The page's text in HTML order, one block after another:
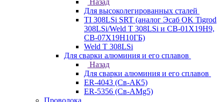
Назад
Для высоколегированных сталей
TI 308LSi SRT (аналог Эсаб OK Tigrod
308LSi/Weld T 308LSi и СВ-01Х19Н9,
СВ-07Х19Н10ГБ)
Weld T 308LSi
Для сварки алюминия и его сплавов
Назад
Для сварки алюминия и его сплавов
ER-4043 (Св-АК5)
ER-5356 (Св-АМg5)
Проволока